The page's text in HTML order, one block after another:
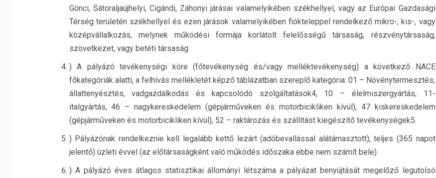
Gönci, Sátoraljaújhelyi, Cigándi, Záhonyi járásai valamelyikében székhellyel, vagy az Európai Gazdasági
Térség területén székhellyel és ezen járások valamelyikében fiókteleppel rendelkező mikro-, kis-, vagy
középvállalkozás, melynek működési formája korlátolt felelősségű társaság, részvénytársaság,
szövetkezet, vagy betéti társaság.
) A pályázó tevékenységi köre (főtevékenység és/vagy melléktevékenység) a következő NACE
főkategóriák alatti, a felhívás mellékletét képző táblázatban szereplő kategória: 01 – Növénytermesztés,
állattenyésztés, vadgazdálkodás és kapcsolódó szolgáltatások4, 10 – élelmiszergyártás, 11-
italgyártás, 46 – nagykereskedelem (gépjárműveken és motorbicikliken kívül), 47 kiskereskedelem
(gépjárműveken és motorbicikliken kívül), 52 – raktározás és szállítást kiegészítő tevékenységek5.
) Pályázónak rendelkeznie kell legalább kettő lezárt (adóbevallással alátámasztott), teljes (365 napot
jelentő) üzleti évvel (az előtársaságként való működés időszaka ebbe nem számít bele).
) A pályázó éves átlagos statisztikai állományi létszáma a pályázat benyújtását megelőző legutolsó